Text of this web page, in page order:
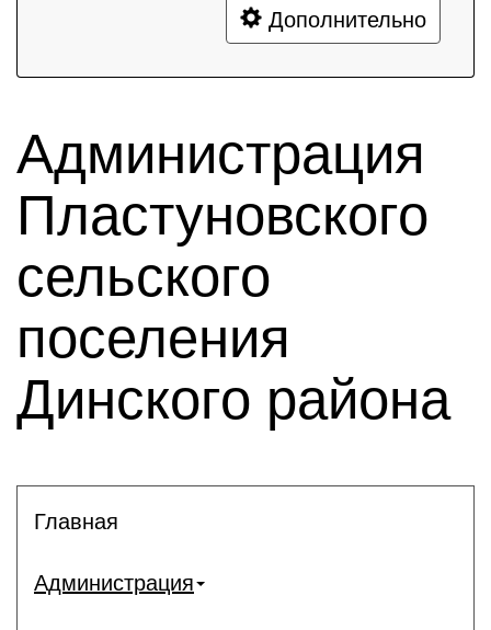
Дополнительно
Администрация
Пластуновского
сельского
поселения
Динского района
Главная
Администрация